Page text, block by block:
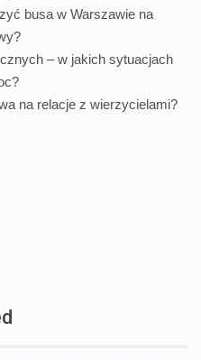
busa w Warszawie na
– w jakich sytuacjach
na relacje z wierzycielami?